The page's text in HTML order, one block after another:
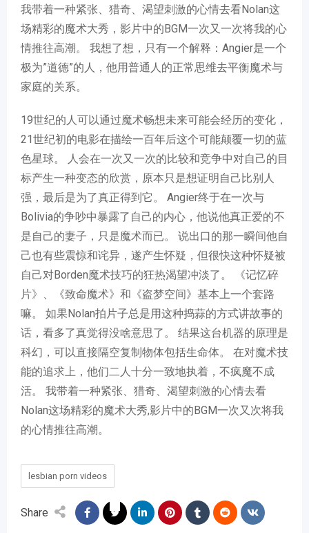
我带着一种紧张、猎奇、渴望刺激的心情去看Nolan这
场精彩的魔术大秀，影片中的BGM一次又一次将我的心
情推往高潮。 我想了想，只有一个解释：Angier是一个
极为”道德”的人，他用普通人的正常思维去平衡魔术与
家庭的关系。
19世纪的人可以通过魔术畅想未来可能会经历的变化，
21世纪初的电影在描绘一百年后这个可能颠覆一切的蓝
色星球。 人会在一次又一次的比较和竞争中对自己的目
标产生一种变态的欣赏，原本只是想证明自己比别人
强，最后是为了真正得到它。 Angier终于在一次与
Bolivia的争吵中暴露了自己的内心，他说他真正爱的不
是自己的妻子，只是魔术而已。 说出口的那一瞬间他自
己也有些震惊和诧异，遂产生怀疑，但很快这种怀疑被
自己对Borden魔术技巧的狂热渴望冲淡了。 《记忆碎
片》、《致命魔术》和《盗梦空间》基本上一个套路
嘛。 如果Nolan拍片子总是用这种捣蒜的方式讲故事的
话，看多了真觉得没啥意思了。 结果这台机器的原理是
科幻，可以直接隔空复制物体包括生命体。 在对魔术技
能的追求上，他们二人十分一致地执着，不疯魔不成
活。 我带着一种紧张、猎奇、渴望刺激的心情去看
Nolan这场精彩的魔术大秀,影片中的BGM一次又次将我
的心情推往高潮。
lesbian porn videos
Share